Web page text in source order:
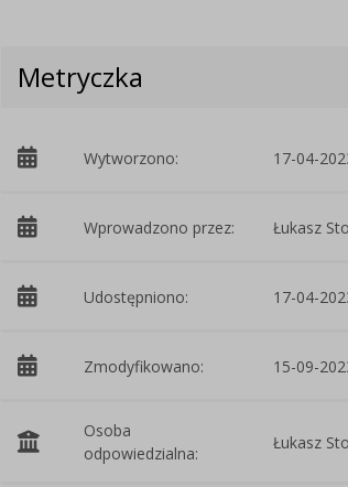
Metryczka
Wytworzono: 17-04-
Wprowadzono przez: Łukasz
Udostępniono: 17-04-
Zmodyfikowano: 15-09-
Osoba
odpowiedzialna:
Łukasz